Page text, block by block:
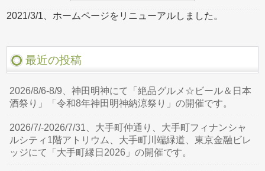
2021/3/1、ホームページをリニューアルしました。
最近の投稿
2026/8/6-8/9、神田明神にて「絶品グルメ☆ビール＆日本
酒祭り」「令和8年神田明神納涼祭り」の開催です。
2026/7/-2026/7/31、大手町仲通り、大手町フィナンシャ
ルシティ1階アトリウム、大手町川端緑道、東京金融ビレ
ッジにて「大手町縁日2026」の開催です。